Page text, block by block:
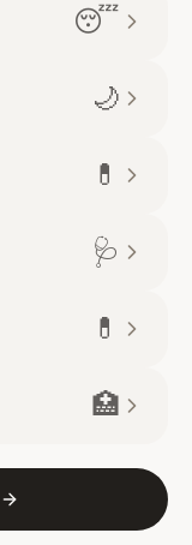
😴
🌙
💊
🩺
💊
🏥